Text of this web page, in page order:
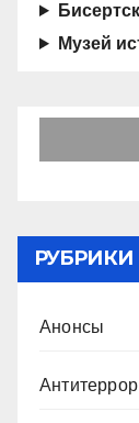
Музей
РУБРИКИ
Анонсы
Антитеррор